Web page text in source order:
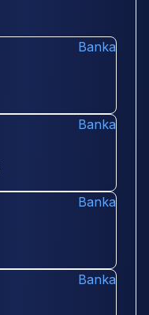
Banka
Banka
Banka
Banka